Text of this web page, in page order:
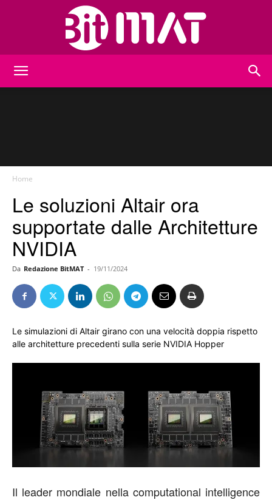
Home
Le soluzioni Altair ora
supportate dalle Architetture
NVIDIA
Da Redazione BitMAT - 19/11/2024
Le simulazioni di Altair girano con una velocità doppia rispetto
alle architetture precedenti sulla serie NVIDIA Hopper
Il leader mondiale nella computational intelligence